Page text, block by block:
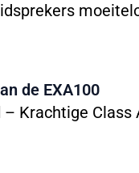
de EXA100
– Krachtige Class